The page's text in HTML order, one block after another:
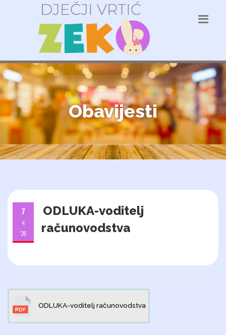
Obavijesti
7
4
'26
ODLUKA-voditelj
računovodstva
ODLUKA-voditelj računovodstva